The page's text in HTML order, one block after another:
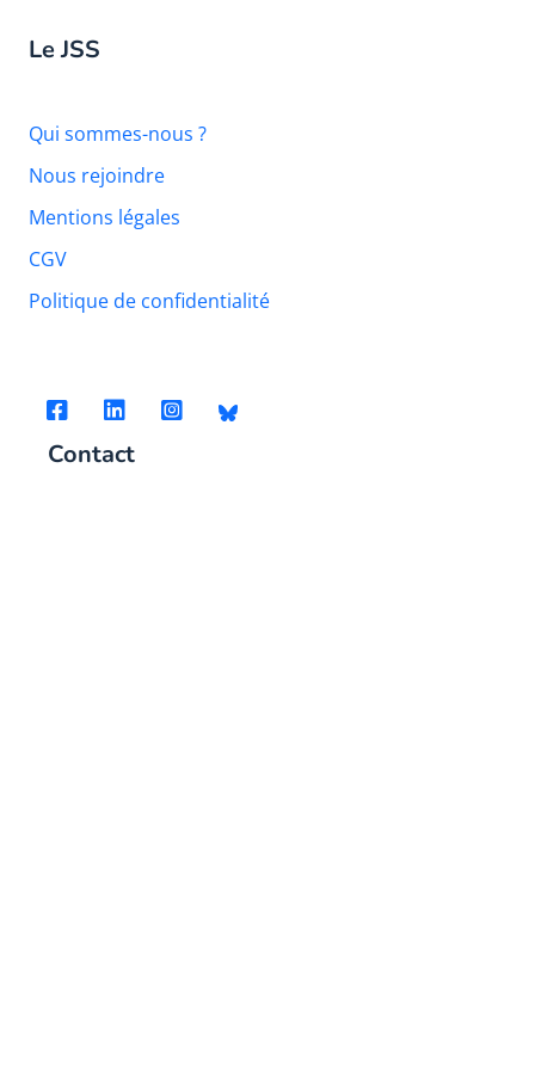
Le JSS
Qui sommes-nous ?
Nous rejoindre
Mentions légales
CGV
Politique de confidentialité
Contact